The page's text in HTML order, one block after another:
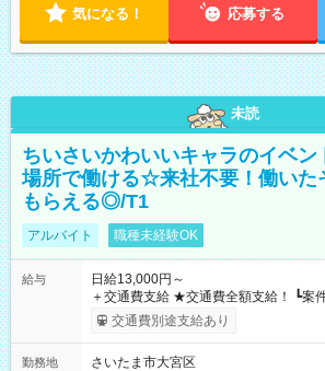
気になる！ 応募する
未読
ちいさいかわいいキャラのイベン
場所で働ける☆来社不要！働いた
もらえる◎/T1
アルバイト 職種未経験OK
給与
日給13,000円～
＋交通費支給 ★交通費全額支給！ ┗案件により規定あり ★日払
いOK！（規定あり） ┗働いたその日に
ンビニATMから 日払い分を引き落とせます！ 【試用
交通費別途支給あり
勤務地
さいたま市大宮区